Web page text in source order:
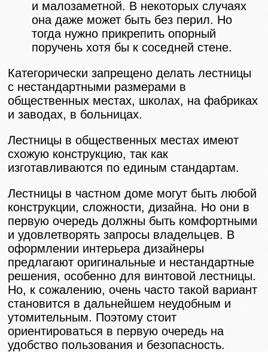
и малозаметной. В некоторых случаях
она даже может быть без перил. Но
тогда нужно прикрепить опорный
поручень хотя бы к соседней стене.
Категорически запрещено делать лестницы
с нестандартными размерами в
общественных местах, школах, на фабриках
и заводах, в больницах.
Лестницы в общественных местах имеют
схожую конструкцию, так как
изготавливаются по единым стандартам.
Лестницы в частном доме могут быть любой
конструкции, сложности, дизайна. Но они в
первую очередь должны быть комфортными
и удовлетворять запросы владельцев. В
оформлении интерьера дизайнеры
предлагают оригинальные и нестандартные
решения, особенно для винтовой лестницы.
Но, к сожалению, очень часто такой вариант
становится в дальнейшем неудобным и
утомительным. Поэтому стоит
ориентироваться в первую очередь на
удобство пользования и безопасность.